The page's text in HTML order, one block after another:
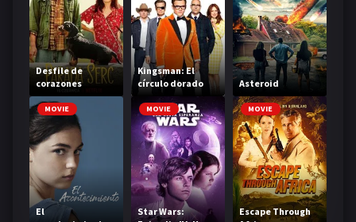
Desfile de
corazones
Kingsman: El
círculo dorado
Asteroid
MOVIE
El
MOVIE
Star Wars:
MOVIE
Escape Through